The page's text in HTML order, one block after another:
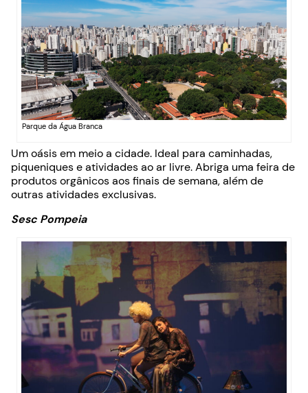
Parque da Água Branca
Um oásis em meio a cidade. Ideal para caminhadas,
piqueniques e atividades ao ar livre. Abriga uma feira de
produtos orgânicos aos finais de semana, além de
outras atividades exclusivas.
Sesc Pompeia